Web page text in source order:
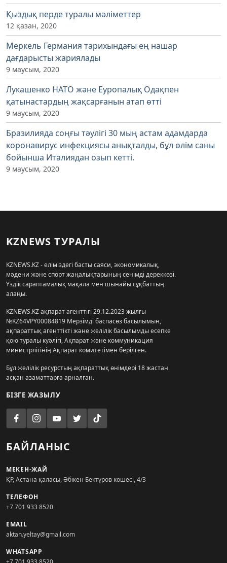
Қыздық перде туралы мәліметтер
12 қазан, 2020
Меркель Германия тарихындағы ең нашар
дағдарысты жариялады
9 маусым, 2020
Лукашенко НАТО және Еуропалық Одақпен
қатынастардың жақсарғанын атап өтті
9 маусым, 2020
Бразилияда соңғы тәулігі 30 мың астам адамдарда
коронавирус инфекциясы анықталды, бұл өлім саны
бойынша Италиядан озып кетті.
9 маусым, 2020
KZNEWS ТУРАЛЫ
KZNEWS.KZ - еліміздегі басты саяси, экономикалық,
мәдени және спорт жаңалықтарының сенімді дереккөзі.
Үздік сараптамалық мақала мен шынайы сұқбаттың
алаңы.
KZNEWS.KZ ақпарат агенттігі 29.12.2023 жылғы
№KZ64VPY00084819 Мерзімді баспасөз басылымын,
ақпараттық агенттікті және желілік басылымды есепке
қою туралы куәлігі, Ақпарат және коммуникация
министрлігінің Ақпарат комитетімен берілген.
Бұл желілік ресурстың ақпараттық өнімдері 18 жастан
асқан азаматтарға арналған.
БІЗГЕ ЖАЗЫЛУ
БАЙЛАНЫС
МЕКЕН-ЖАЙ
ҚР, Астана қаласы, Әбікен Бектұров көшесі, 4/3
ТЕЛЕФОН
+7 701 933 8520
EMAIL
aktan.yeltay@gmail.com
WHATSAPP